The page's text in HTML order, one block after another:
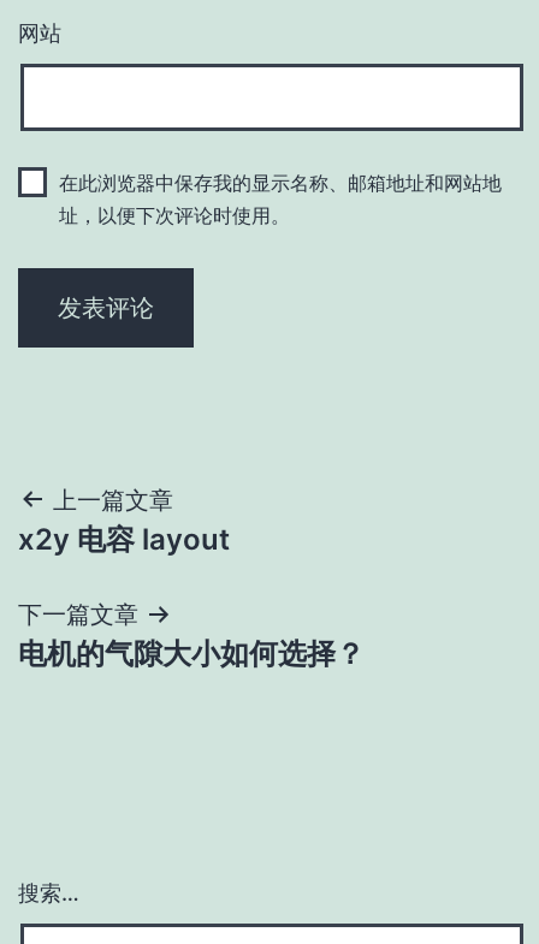
网站
在此浏览器中保存我的显示名称、邮箱地址和网站地
址，以便下次评论时使用。
文
章
导
航
上一篇文章
x2y 电容 layout
下一篇文章
电机的气隙大小如何选择？
搜索…